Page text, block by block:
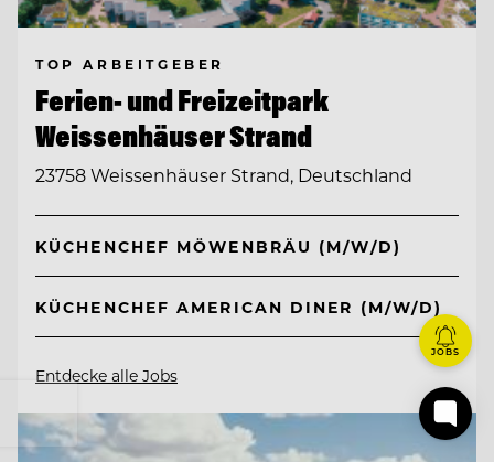
TOP ARBEITGEBER
Ferien- und Freizeitpark
Weissenhäuser Strand
23758 Weissenhäuser Strand, Deutschland
KÜCHENCHEF MÖWENBRÄU (M/W/D)
KÜCHENCHEF AMERICAN DINER (M/W/D)
Entdecke alle Jobs
JOBS